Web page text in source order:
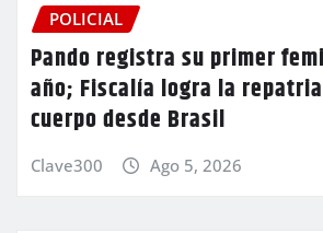
POLICIAL
Pando registra su primer
año; Fiscalía logra la
cuerpo desde Brasil
Clave300 Ago 5, 2026